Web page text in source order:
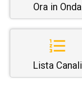
Ora in Onda
Lista Canali